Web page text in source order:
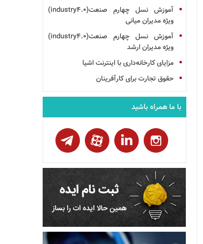
آموزش نسل چهارم صنعت(industry4.0)
ویژه مدیران میانی
آموزش نسل چهارم صنعت(industry4.0)
ویژه مدیران ارشد
مزایای کارخانه‌داری با اینترنت اشیا
حقوق تجارت برای کارآفرینان
با ما همراه باشید